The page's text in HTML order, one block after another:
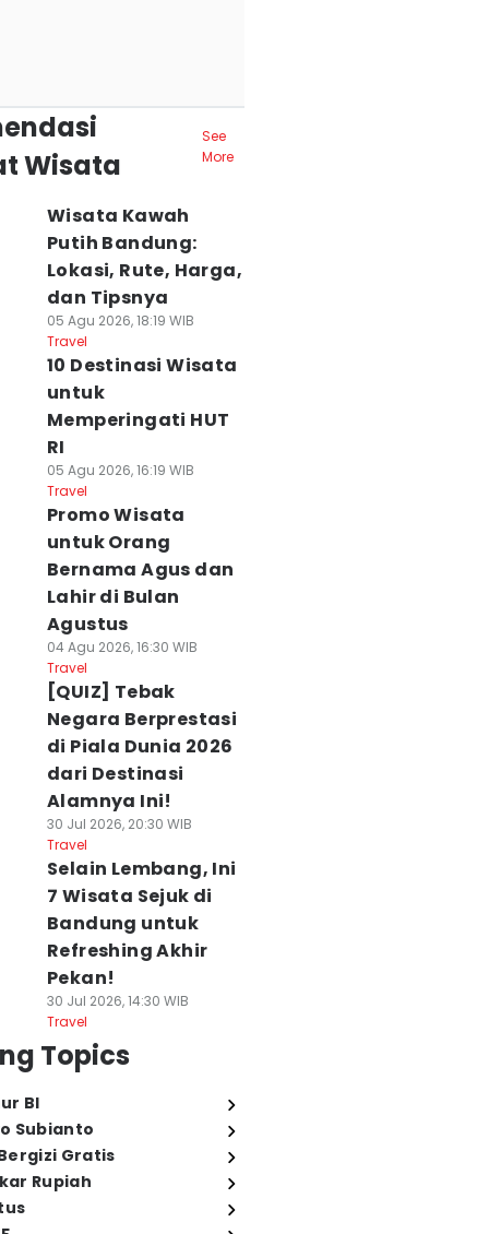
Wisata
See
More
Wisata Kawah
Putih Bandung:
Lokasi, Rute, Harga,
dan Tipsnya
05 Agu 2026, 18:19 WIB
Travel
10 Destinasi Wisata
untuk
Memperingati HUT
RI
05 Agu 2026, 16:19 WIB
Travel
Promo Wisata
untuk Orang
Bernama Agus dan
Lahir di Bulan
Agustus
04 Agu 2026, 16:30 WIB
Travel
[QUIZ] Tebak
Negara Berprestasi
di Piala Dunia 2026
dari Destinasi
Alamnya Ini!
30 Jul 2026, 20:30 WIB
Travel
Selain Lembang, Ini
7 Wisata Sejuk di
Bandung untuk
Refreshing Akhir
Pekan!
30 Jul 2026, 14:30 WIB
Travel
Topics
BI
Subianto
Gratis
Rupiah